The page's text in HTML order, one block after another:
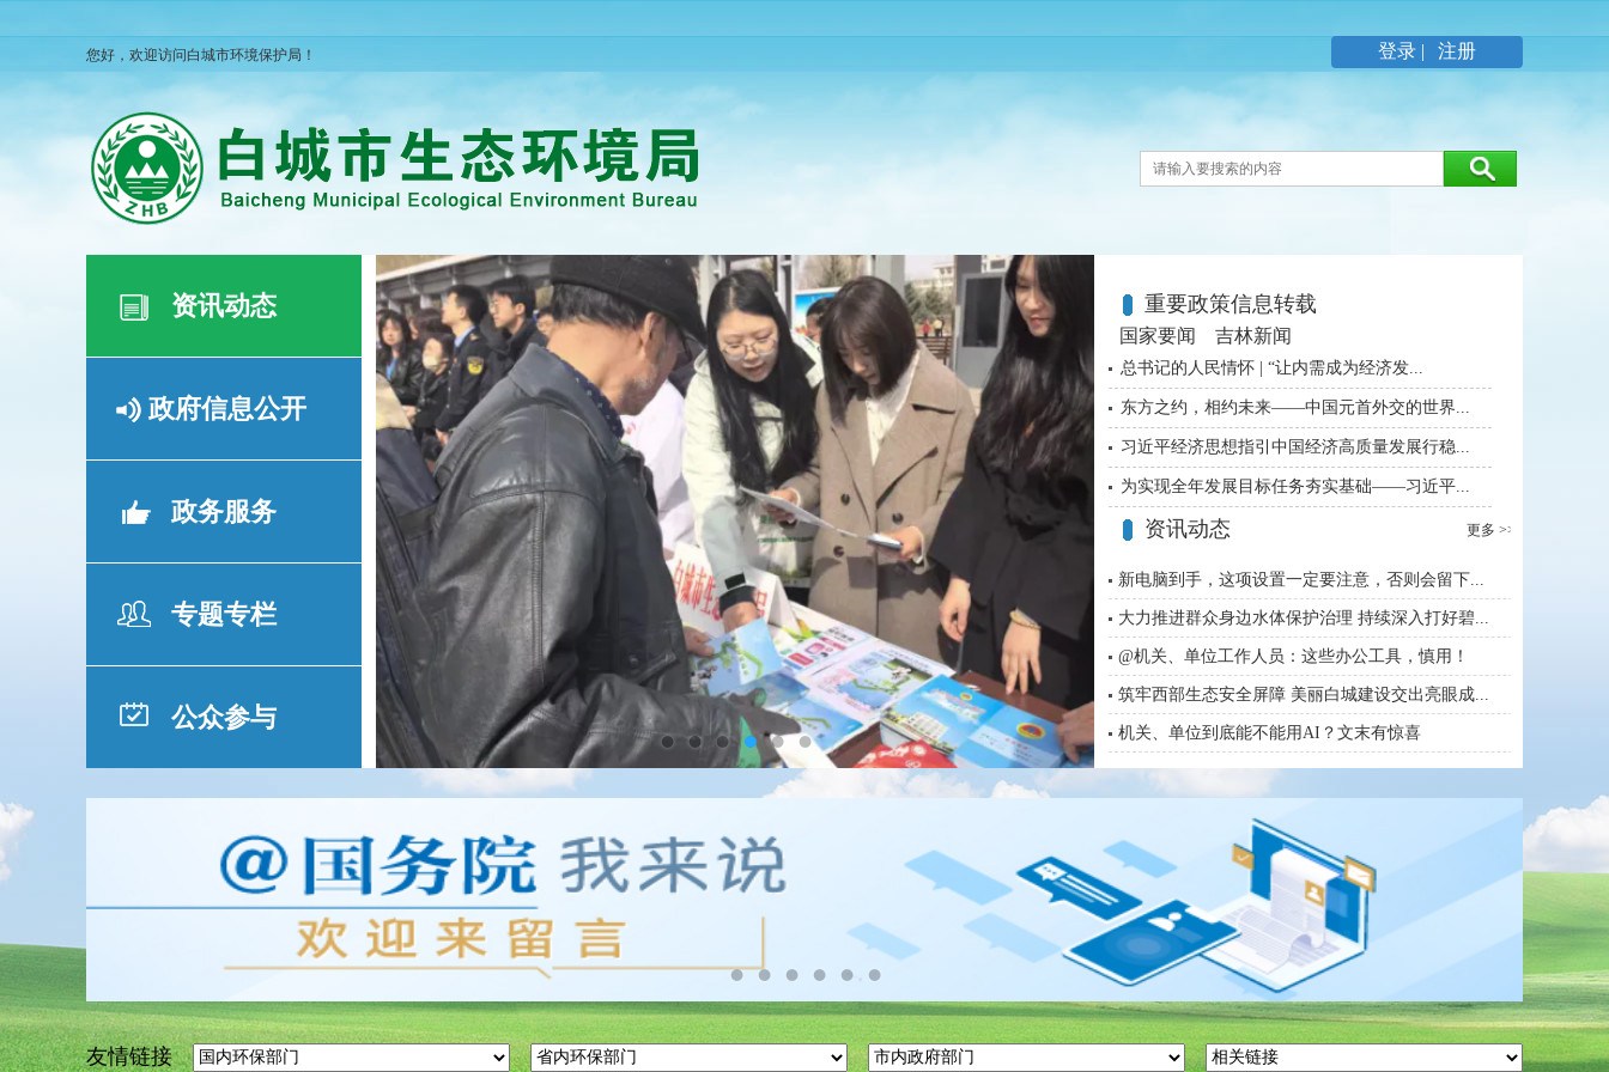
您好，欢迎访问白城市环境保护局！ 登录 | 注册
资讯动态
政府信息公开
政务服务
专题专栏
公众参与
重要政策信息转载
国家要闻 吉林新闻
总书记的人民情怀 | “让内需成为经济发...
东方之约，相约未来——中国元首外交的世界...
习近平经济思想指引中国经济高质量发展行稳...
为实现全年发展目标任务夯实基础——习近平...
《求是》杂志发表习近平总书记重要文章《加...
李强签署国务院令 公布修订后的《集成电路...
李强主持召开国务院常务会议
《全国地质灾害防治“十五五”实施方案》公...
资讯动态 更多 >>
新电脑到手，这项设置一定要注意，否则会留下...
大力推进群众身边水体保护治理 持续深入打好碧...
@机关、单位工作人员：这些办公工具，慎用！
筑牢西部生态安全屏障 美丽白城建设交出亮眼成...
机关、单位到底能不能用AI？文末有惊喜
友情链接